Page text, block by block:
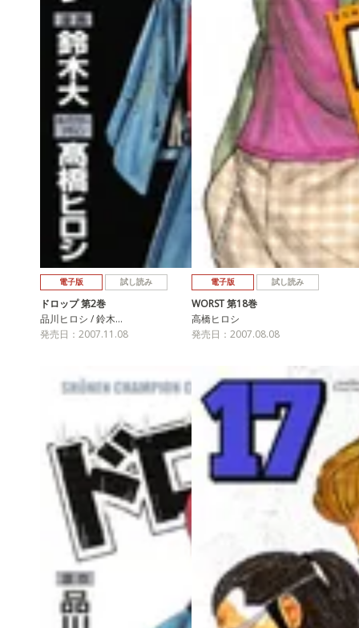
電子版 試し読み
ドロップ 第2巻
品川ヒロシ / 鈴木…
発売日：2007.11.08
電子版 試し読み
WORST 第18巻
高橋ヒロシ
発売日：2007.08.08